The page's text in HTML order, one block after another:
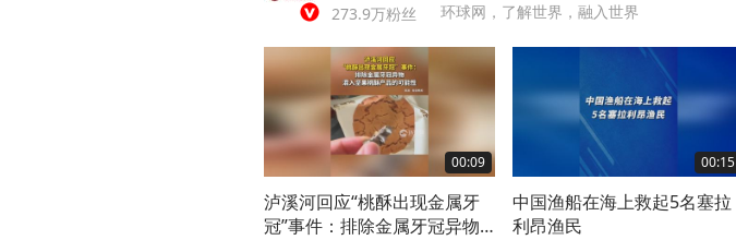
273.9万粉丝 环球网，了解世界，融入世界
00:09
泸溪河回应“桃酥出现金属牙
冠”事件：排除金属牙冠异物
00:15
中国渔船在海上救起5名塞拉
利昂渔民